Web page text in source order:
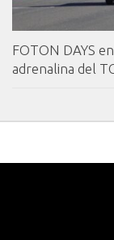
FOTON DAYS
adrenalina del